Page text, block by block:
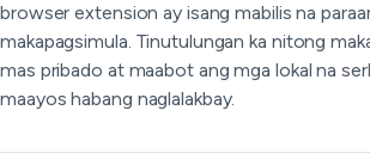
browser extension ay isang mabilis na
makapagsimula. Tinutulungan ka nitong
mas pribado at maabot ang mga lokal na
maayos habang naglalakbay.